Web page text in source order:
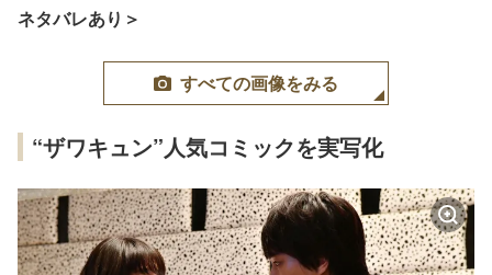
ネタバレあり＞
すべての画像をみる
“ザワキュン”人気コミックを実写化